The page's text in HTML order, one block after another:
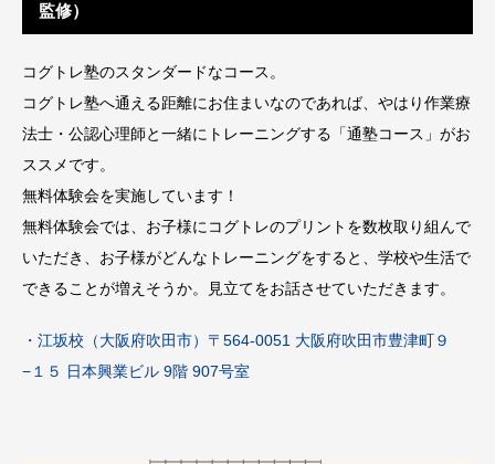
監修）
コグトレ塾のスタンダードなコース。
コグトレ塾へ通える距離にお住まいなのであれば、やはり作業療
法士・公認心理師と一緒にトレーニングする「通塾コース」がお
ススメです。
無料体験会を実施しています！
無料体験会では、お子様にコグトレのプリントを数枚取り組んで
いただき、お子様がどんなトレーニングをすると、学校や生活で
できることが増えそうか。見立てをお話させていただきます。
・江坂校（大阪府吹田市）〒564-0051 大阪府吹田市豊津町９
−１５ 日本興業ビル 9階 907号室